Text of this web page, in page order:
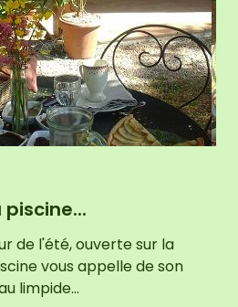
piscine...
de l'été, ouverte sur la
vous appelle de son
limpide…